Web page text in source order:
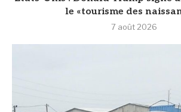
le «tourisme des
7 août 2026